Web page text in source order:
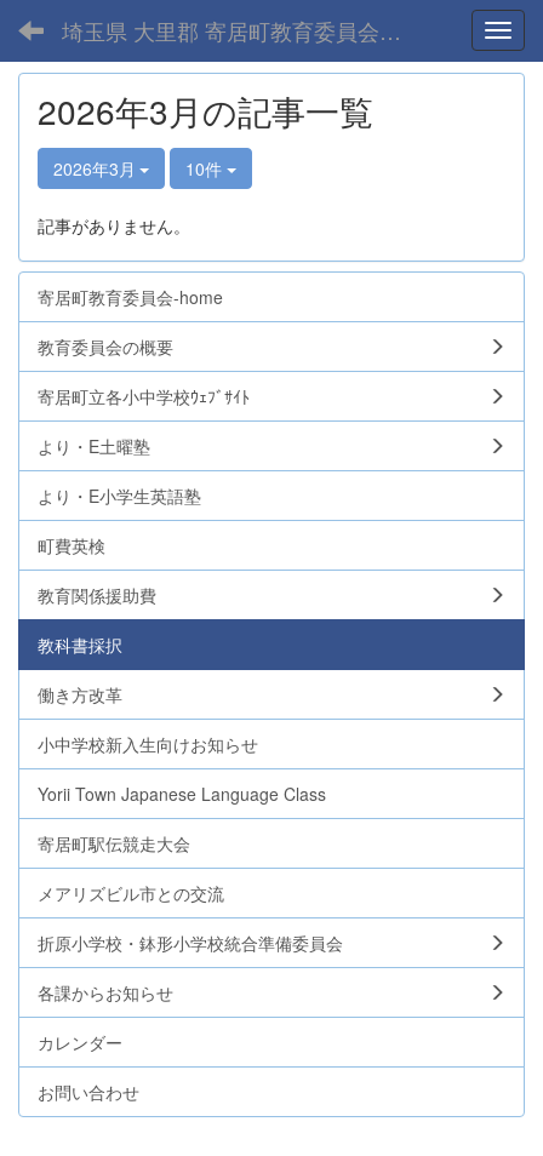
埼玉県 大里郡 寄居町教育委員会-home
2026年3月の記事一覧
2026年3月 10件
記事がありません。
寄居町教育委員会-home
教育委員会の概要
寄居町立各小中学校ｳｪﾌﾞｻｲﾄ
より・E土曜塾
より・E小学生英語塾
町費英検
教育関係援助費
教科書採択
働き方改革
小中学校新入生向けお知らせ
Yorii Town Japanese Language Class
寄居町駅伝競走大会
メアリズビル市との交流
折原小学校・鉢形小学校統合準備委員会
各課からお知らせ
カレンダー
お問い合わせ